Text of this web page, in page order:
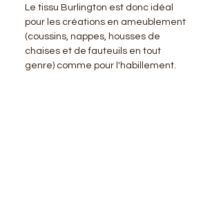
Le tissu Burlington est donc idéal
pour les créations en ameublement
(coussins, nappes, housses de
chaises et de fauteuils en tout
genre) comme pour l'habillement.